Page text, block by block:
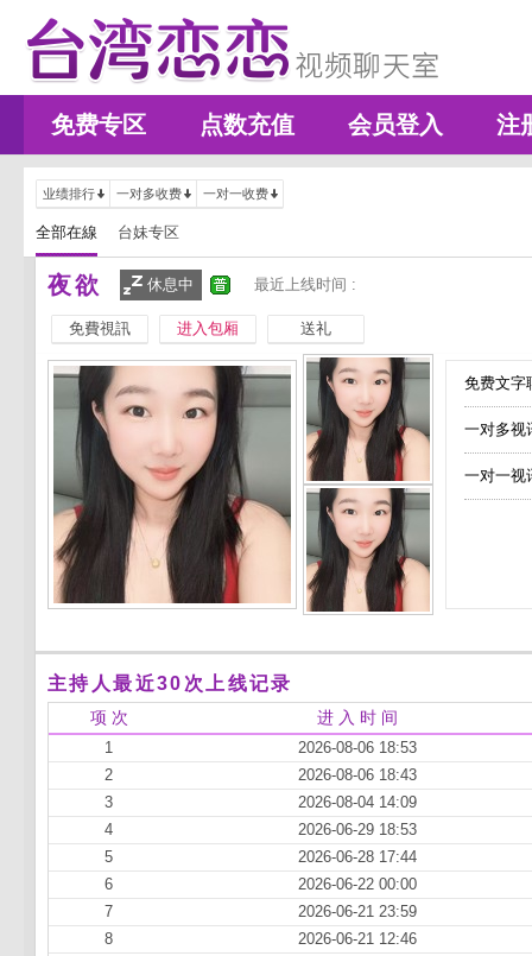
免费专区 点数充值 会员登入 注
业绩排行 一对多收费 一对一收费
全部在線 台妹专区
夜欲 休息中 最近上线时间 :
免費視訊 进入包厢 送礼
免费文
一对多
一对一
主持人最近30次上线记录
项 次 进 入 时 间
1
2026-08-06 18:53
2
2026-08-06 18:43
3
2026-08-04 14:09
4
2026-06-29 18:53
5
2026-06-28 17:44
6
2026-06-22 00:00
7
2026-06-21 23:59
8
2026-06-21 12:46